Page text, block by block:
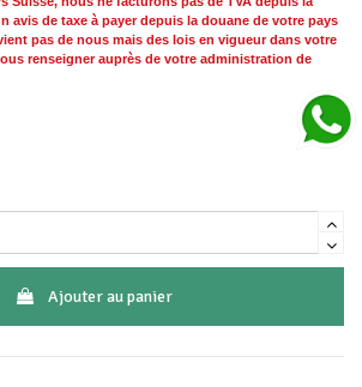
avis de taxe à payer depuis la douane de votre pays
pas de nous mais des lois en vigueur dans votre
renseigner auprès de votre administration de
Ajouter au panier